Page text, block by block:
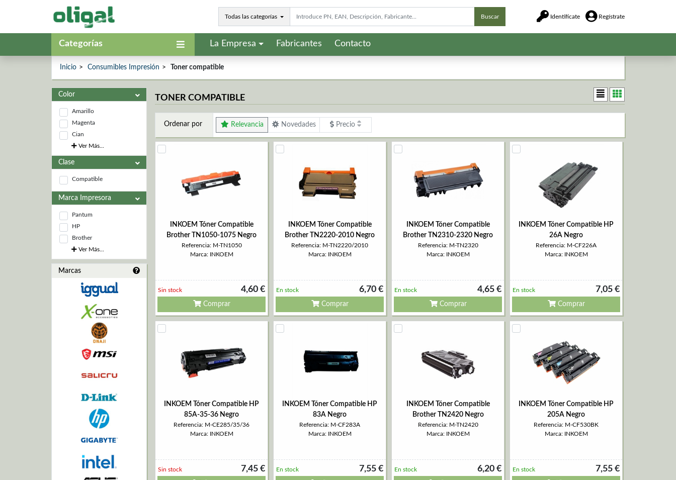
Todas las categorías Buscar Identifícate Regístrate
Categorías La Empresa Fabricantes Contacto
Inicio Consumibles Impresión Toner compatible
Color
Amarillo
Magenta
Cian
Ver Más...
Clase
Compatible
Marca Impresora
Pantum
HP
Brother
Ver Más...
Marcas
TONER COMPATIBLE
Ordenar por Relevancia Novedades Precio
INKOEM Tóner Compatible
Brother TN1050-1075 Negro
Referencia: M-TN1050
Marca: INKOEM
4,60 €
Sin stock
Comprar
INKOEM Tóner Compatible
Brother TN2220-2010 Negro
Referencia: M-TN2220/2010
Marca: INKOEM
6,70 €
En stock
Comprar
INKOEM Tóner Compatible
Brother TN2310-2320 Negro
Referencia: M-TN2320
Marca: INKOEM
4,65 €
En stock
Comprar
INKOEM Tóner Compatible HP
26A Negro
Referencia: M-CF226A
Marca: INKOEM
7,05 €
En stock
Comprar
INKOEM Tóner Compatible HP
85A-35-36 Negro
Referencia: M-CE285/35/36
Marca: INKOEM
7,45 €
Sin stock
INKOEM Tóner Compatible HP
83A Negro
Referencia: M-CF283A
Marca: INKOEM
7,55 €
En stock
INKOEM Tóner Compatible
Brother TN2420 Negro
Referencia: M-TN2420
Marca: INKOEM
6,20 €
En stock
INKOEM Tóner Compatible HP
205A Negro
Referencia: M-CF530BK
Marca: INKOEM
7,55 €
En stock